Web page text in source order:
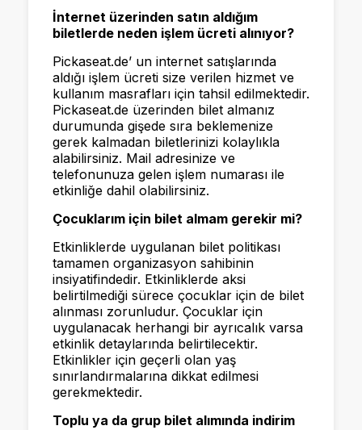
İnternet üzerinden satın aldığım
biletlerde neden işlem ücreti alınıyor?
Pickaseat.de’ un internet satışlarında
aldığı işlem ücreti size verilen hizmet ve
kullanım masrafları için tahsil edilmektedir.
Pickaseat.de üzerinden bilet almanız
durumunda gişede sıra beklemenize
gerek kalmadan biletlerinizi kolaylıkla
alabilirsiniz. Mail adresinize ve
telefonunuza gelen işlem numarası ile
etkinliğe dahil olabilirsiniz.
Çocuklarım için bilet almam gerekir mi?
Etkinliklerde uygulanan bilet politikası
tamamen organizasyon sahibinin
insiyatifindedir. Etkinliklerde aksi
belirtilmediği sürece çocuklar için de bilet
alınması zorunludur. Çocuklar için
uygulanacak herhangi bir ayrıcalık varsa
etkinlik detaylarında belirtilecektir.
Etkinlikler için geçerli olan yaş
sınırlandırmalarına dikkat edilmesi
gerekmektedir.
Toplu ya da grup bilet alımında indirim